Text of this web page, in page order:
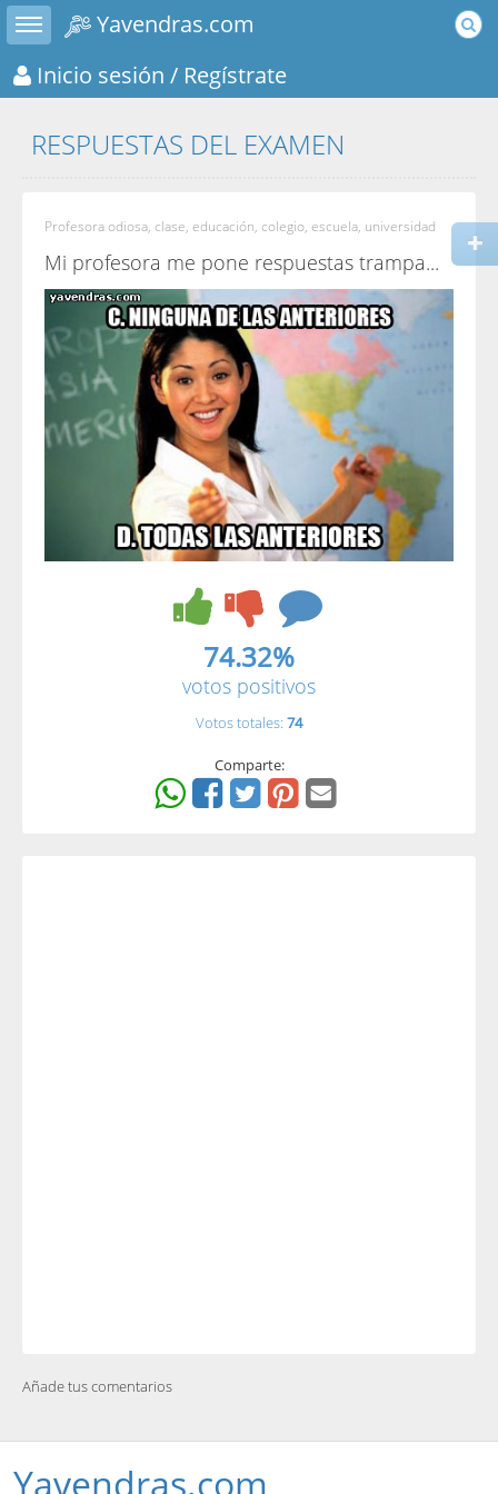
Toggle sidebar
Yavendras.com
Inicio sesión / Regístrate
RESPUESTAS DEL EXAMEN
Profesora odiosa, clase, educación, colegio, escuela, universidad
Mi profesora me pone respuestas trampa...
74.32%
votos positivos
Votos totales: 74
Comparte:
Añade tus comentarios
Yavendras.com